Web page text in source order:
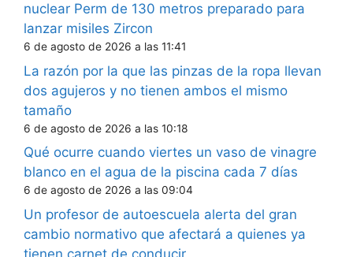
nuclear Perm de 130 metros preparado para
lanzar misiles Zircon
6 de agosto de 2026 a las 11:41
La razón por la que las pinzas de la ropa llevan
dos agujeros y no tienen ambos el mismo
tamaño
6 de agosto de 2026 a las 10:18
Qué ocurre cuando viertes un vaso de vinagre
blanco en el agua de la piscina cada 7 días
6 de agosto de 2026 a las 09:04
Un profesor de autoescuela alerta del gran
cambio normativo que afectará a quienes ya
tienen carnet de conducir